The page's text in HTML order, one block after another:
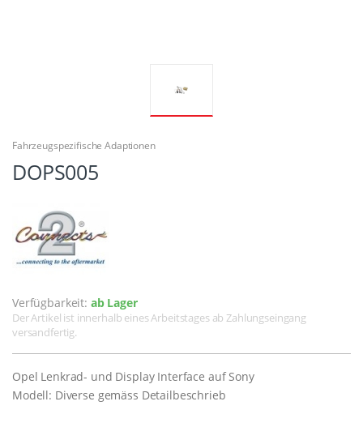
Fahrzeugspezifische Adaptionen
DOPS005
Verfügbarkeit: ab Lager
Der Artikel ist innerhalb eines Arbeitstages ab Zahlungseingang
versandfertig.
Opel Lenkrad- und Display Interface auf Sony
Modell: Diverse gemäss Detailbeschrieb